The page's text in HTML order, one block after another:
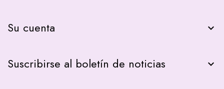
Su cuenta 
Suscribirse al boletín de noticias 